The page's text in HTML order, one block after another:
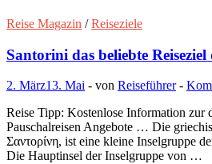
Reise Magazin /Reiseziele
Santorini das beliebte
2. März13. Mai - von Reiseführer-
Reise Tipp: Kostenlose Information zur
Pauschalreisen Angebote … Die
Σαντορίνη, ist eine kleine Inselgruppe
Die Hauptinsel der Inselgruppe von …